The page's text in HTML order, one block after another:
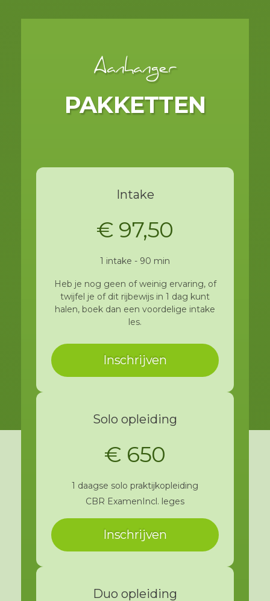
Aanhanger
PAKKETTEN
Intake
€ 97,50
1 intake - 90 min
Heb je nog geen of weinig ervaring, of
twijfel je of dit rijbewijs in 1 dag kunt
halen, boek dan een voordelige intake
les.
Inschrijven
Solo opleiding
€ 650
1 daagse solo praktijkopleiding
CBR Examen Incl. leges
Inschrijven
Duo opleiding